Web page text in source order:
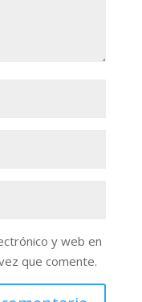
y web en
que comente.